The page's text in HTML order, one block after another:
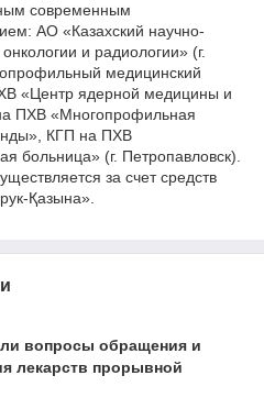
современным
АО «Казахский научно-
и радиологии» (г.
медицинский
«Центр ядерной медицины и
ПХВ «Многопрофильная
КГП на ПХВ
больница» (г. Петропавловск).
за счет средств
Қазына».
вопросы обращения и
лекарств прорывной